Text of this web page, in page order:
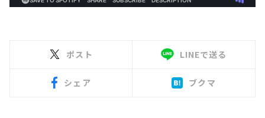
ポスト LINEで送る
シェア ブクマ